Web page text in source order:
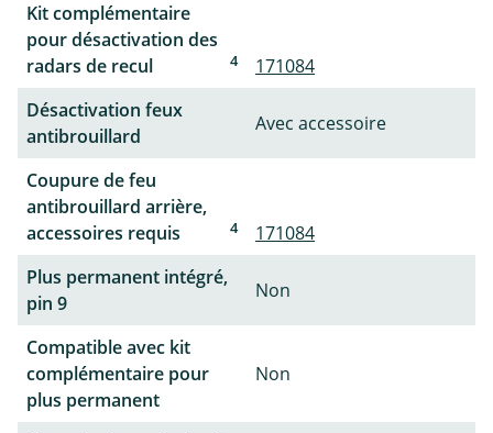
Kit complémentaire
pour désactivation des
radars de recul
4
171084
Désactivation feux
antibrouillard
Avec accessoire
Coupure de feu
antibrouillard arrière,
accessoires requis
4
171084
Plus permanent intégré,
pin 9
Non
Compatible avec kit
complémentaire pour
plus permanent
Non